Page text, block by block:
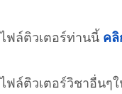
ฟล์ติวเตอร์ท่านนี้ คลิ
ฟล์ติวเตอร์วิชาอื่นๆ